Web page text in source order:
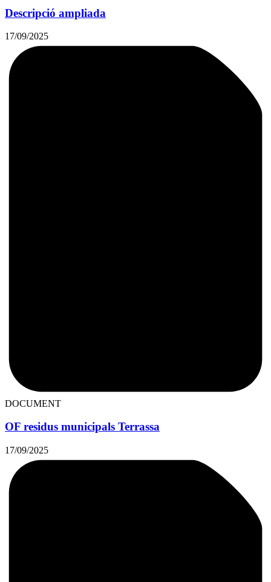
Descripció ampliada
17/09/2025
DOCUMENT
OF residus municipals Terrassa
17/09/2025